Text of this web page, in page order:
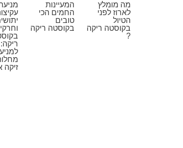
מה מומלץ
לארוז לפני
הטיול
בקוסטה ריקה
?
המעיינות
החמים הכי
טובים
בקוסטה ריקה
זיקה